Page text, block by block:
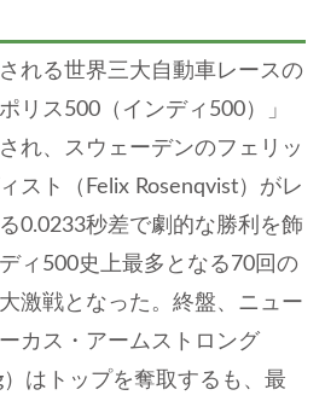
れる世界三大自動車レースの
リス500（インディ500）」
れ、スウェーデンのフェリッ
スト（Felix Rosenqvist）がレ
0.0233秒差で劇的な勝利を飾
ィ500史上最多となる70回の
激戦となった。終盤、ニュー
カス・アームストロング
）はトップを奪取するも、最